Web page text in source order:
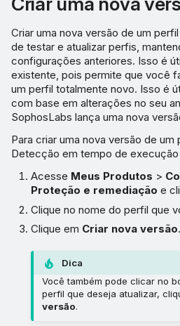
Criar uma nova versão de um
de testar e atualizar perfis,
configurações anteriores. Isso é
existente, pois permite que você
um perfil totalmente novo. Isso é
com base em alterações no seu
SophosLabs lança uma nova
Para criar uma nova versão de
Detecção em tempo de
Acesse Meus Produtos >
Proteção e remediação e
Clique no nome do perfil que
Clique em Criar nova versão.
Dica
Você também pode clicar no
perfil que deseja atualizar,
versão.